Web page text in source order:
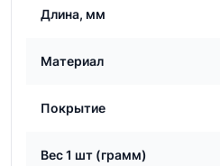
Длина, мм
Материал
Покрытие
Вес 1 шт (грамм)